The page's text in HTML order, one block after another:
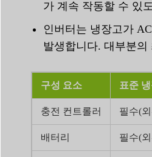
가 계속 작동할 수 있
인버터는 냉장고가
발생합니다. 대부분
구성 요소 표준
충전 컨트롤러 필수(
배터리 필수(